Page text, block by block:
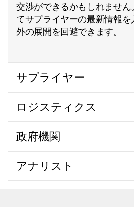
交渉ができるかもしれません
てサプライヤーの最新情報を
外の展開を回避できます。
サプライヤー
ロジスティクス
政府機関
アナリスト